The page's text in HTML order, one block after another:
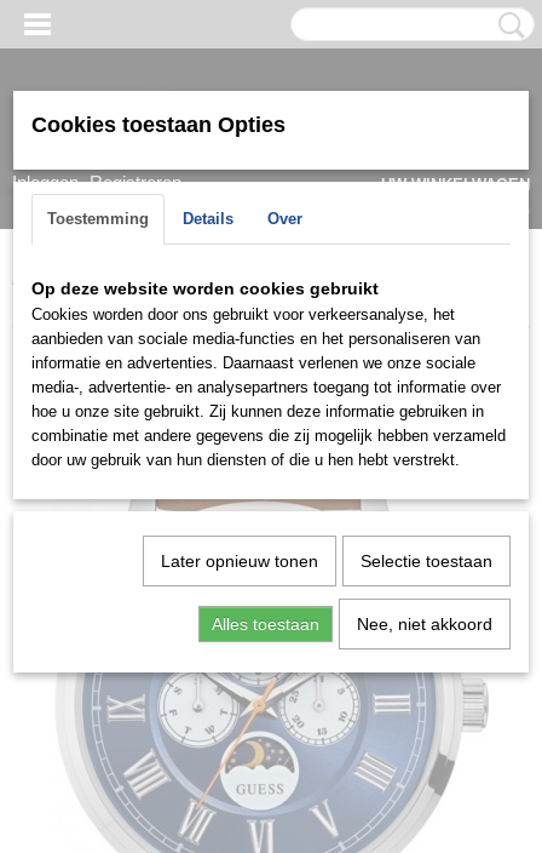
Inloggen Registreren
UW WINKELWAGEN
(0)
Home > Horloge > > Heren>
Guess Herenhorloge
W0870G4
Cookies toestaan Opties
Toestemming Details Over
Op deze website worden cookies gebruikt
Cookies worden door ons gebruikt voor verkeersanalyse, het
aanbieden van sociale media-functies en het personaliseren van
informatie en advertenties. Daarnaast verlenen we onze sociale
media-, advertentie- en analysepartners toegang tot informatie over
hoe u onze site gebruikt. Zij kunnen deze informatie gebruiken in
combinatie met andere gegevens die zij mogelijk hebben verzameld
door uw gebruik van hun diensten of die u hen hebt verstrekt.
Later opnieuw tonen Selectie toestaan
Alles toestaan Nee, niet akkoord